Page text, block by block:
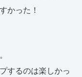
かった！
するのは楽しかっ